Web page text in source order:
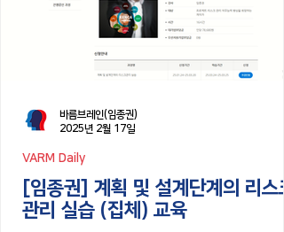
[임종권] 계획 및 설계단계의 리스크
관리 실습 (집체) 교육
VARM Daily
바름브레인(임종권)
2025년 2월 17일